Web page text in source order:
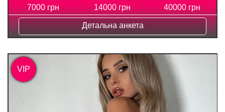
7000 грн
14000 грн
40000 грн
Детальна анкета
VIP